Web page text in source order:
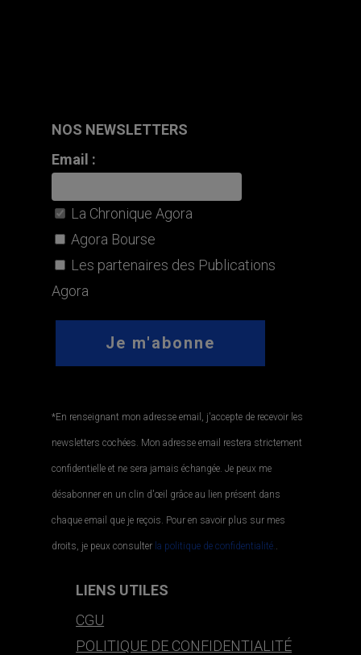
NOS NEWSLETTERS
Email :
La Chronique Agora
Agora Bourse
Les partenaires des Publications
Agora
*En renseignant mon adresse email, j'accepte de recevoir les
newsletters cochées. Mon adresse email restera strictement
confidentielle et ne sera jamais échangée. Je peux me
désabonner en un clin d'œil grâce au lien présent dans
chaque email que je reçois. Pour en savoir plus sur mes
droits, je peux consulter la politique de confidentialité..
LIENS UTILES
CGU
POLITIQUE DE CONFIDENTIALITÉ